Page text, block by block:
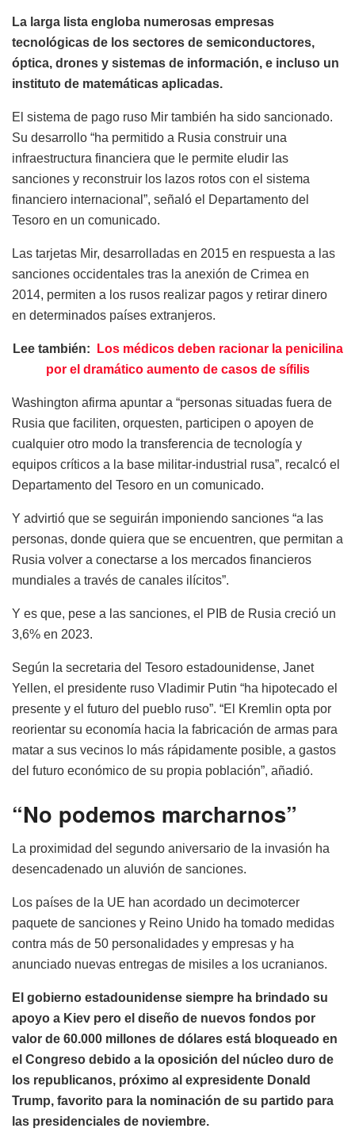
La larga lista engloba numerosas empresas
tecnológicas de los sectores de semiconductores,
óptica, drones y sistemas de información, e incluso un
instituto de matemáticas aplicadas.
El sistema de pago ruso Mir también ha sido sancionado.
Su desarrollo “ha permitido a Rusia construir una
infraestructura financiera que le permite eludir las
sanciones y reconstruir los lazos rotos con el sistema
financiero internacional”, señaló el Departamento del
Tesoro en un comunicado.
Las tarjetas Mir, desarrolladas en 2015 en respuesta a las
sanciones occidentales tras la anexión de Crimea en
2014, permiten a los rusos realizar pagos y retirar dinero
en determinados países extranjeros.
Lee también:
Los médicos deben racionar la penicilina
por el dramático aumento de casos de sífilis
Washington afirma apuntar a “personas situadas fuera de
Rusia que faciliten, orquesten, participen o apoyen de
cualquier otro modo la transferencia de tecnología y
equipos críticos a la base militar-industrial rusa”, recalcó el
Departamento del Tesoro en un comunicado.
Y advirtió que se seguirán imponiendo sanciones “a las
personas, donde quiera que se encuentren, que permitan a
Rusia volver a conectarse a los mercados financieros
mundiales a través de canales ilícitos”.
Y es que, pese a las sanciones, el PIB de Rusia creció un
3,6% en 2023.
Según la secretaria del Tesoro estadounidense, Janet
Yellen, el presidente ruso Vladimir Putin “ha hipotecado el
presente y el futuro del pueblo ruso”. “El Kremlin opta por
reorientar su economía hacia la fabricación de armas para
matar a sus vecinos lo más rápidamente posible, a gastos
del futuro económico de su propia población”, añadió.
“No podemos marcharnos”
La proximidad del segundo aniversario de la invasión ha
desencadenado un aluvión de sanciones.
Los países de la UE han acordado un decimotercer
paquete de sanciones y Reino Unido ha tomado medidas
contra más de 50 personalidades y empresas y ha
anunciado nuevas entregas de misiles a los ucranianos.
El gobierno estadounidense siempre ha brindado su
apoyo a Kiev pero el diseño de nuevos fondos por
valor de 60.000 millones de dólares está bloqueado en
el Congreso debido a la oposición del núcleo duro de
los republicanos, próximo al expresidente Donald
Trump, favorito para la nominación de su partido para
las presidenciales de noviembre.